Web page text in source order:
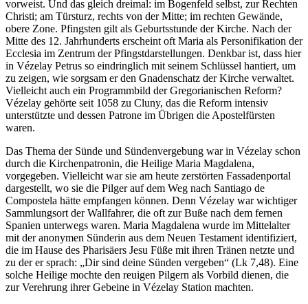
vorweist. Und das gleich dreimal: im Bogenfeld selbst, zur Rechten
Christi; am Türsturz, rechts von der Mitte; im rechten Gewände,
obere Zone. Pfingsten gilt als Geburtsstunde der Kirche. Nach der
Mitte des 12. Jahrhunderts erscheint oft Maria als Personifikation der
Ecclesia im Zentrum der Pfingstdarstellungen. Denkbar ist, dass hier
in Vézelay Petrus so eindringlich mit seinem Schlüssel hantiert, um
zu zeigen, wie sorgsam er den Gnadenschatz der Kirche verwaltet.
Vielleicht auch ein Programmbild der Gregorianischen Reform?
Vézelay gehörte seit 1058 zu Cluny, das die Reform intensiv
unterstützte und dessen Patrone im Übrigen die Apostelfürsten
waren.
Das Thema der Sünde und Sündenvergebung war in Vézelay schon
durch die Kirchenpatronin, die Heilige Maria Magdalena,
vorgegeben. Vielleicht war sie am heute zerstörten Fassadenportal
dargestellt, wo sie die Pilger auf dem Weg nach Santiago de
Compostela hätte empfangen können. Denn Vézelay war wichtiger
Sammlungsort der Wallfahrer, die oft zur Buße nach dem fernen
Spanien unterwegs waren. Maria Magdalena wurde im Mittelalter
mit der anonymen Sünderin aus dem Neuen Testament identifiziert,
die im Hause des Pharisäers Jesu Füße mit ihren Tränen netzte und
zu der er sprach: „Dir sind deine Sünden vergeben“ (Lk 7,48). Eine
solche Heilige mochte den reuigen Pilgern als Vorbild dienen, die
zur Verehrung ihrer Gebeine in Vézelay Station machten.